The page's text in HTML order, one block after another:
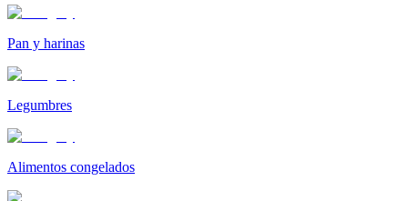
Pan y harinas
Legumbres
Alimentos congelados